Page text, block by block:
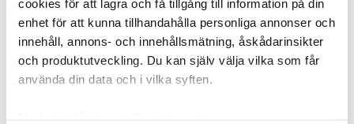
cookies för att lagra och få tillgång till information på din
enhet för att kunna tillhandahålla personliga annonser och
innehåll, annons- och innehållsmätning, åskådarinsikter
och produktutveckling. Du kan själv välja vilka som får
använda din data och i vilka syften.
Nuvarande pris:
169,00 krTidigare pris:
199,00 kr
169,00 kr
199,00 kr
FINNS I LAGER.
LÄS MER
Nuvarande pris
67,00 krTidigare pris:
89,00 kr
67,00 kr
89,00 kr
FINNS I LAGER.